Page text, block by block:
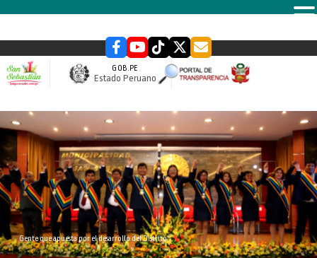
GOB.PE
Estado Peruano
slider
Gente que apuesta por el desarrollo del Distrito